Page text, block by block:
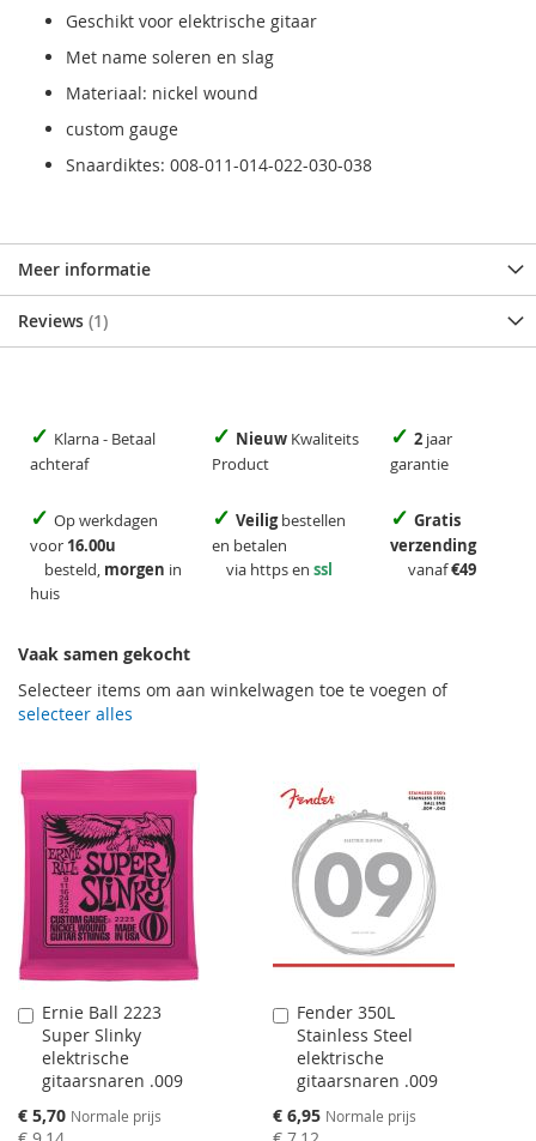
Geschikt voor elektrische gitaar
Met name soleren en slag
Materiaal: nickel wound
custom gauge
Snaardiktes: 008-011-014-022-030-038
Meer informatie
Reviews 1
✓ Klarna - Betaal
achteraf
✓ Nieuw Kwaliteits
Product
✓ 2 jaar
garantie
✓ Op werkdagen
voor 16.00u
besteld, morgen in
huis
✓ Veiligbestellen
en betalen
via https en ssl
✓ Gratis
verzending
vanaf€49
Vaak samen gekocht
Selecteer items om aan winkelwagen toe te voegen of
selecteer alles
Ernie Ball 2223
Super Slinky
elektrische
gitaarsnaren .009
Speciale
prijs
€ 5,70 Normale prijs
Aan
winkelwagen
toevoegen
Fender 350L
Stainless Steel
elektrische
gitaarsnaren .009
Speciale
prijs
€ 6,95 Normale prijs
Aan
winkelwagen
toevoegen